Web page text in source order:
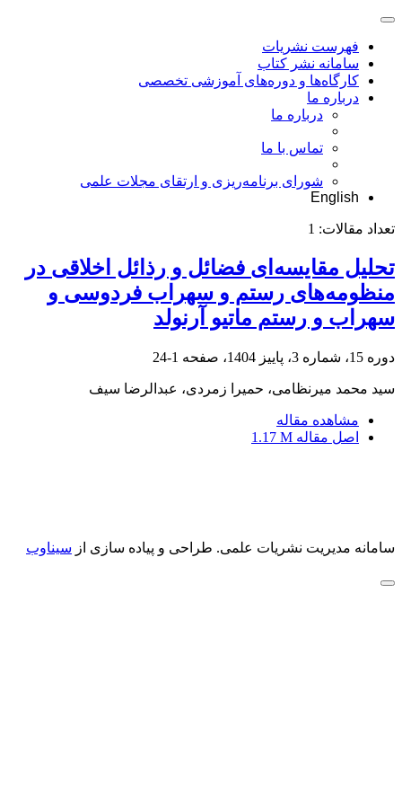
فهرست نشریات
سامانه نشر کتاب
کارگاه‌ها و دوره‌های آموزشی تخصصی
درباره ما
درباره ما
تماس با ما
شورای برنامه‌ریزی و ارتقای مجلات علمی
English
تعداد مقالات: 1
تحلیل مقایسه‌ای فضائل و رذائل اخلاقی در
منظومه‌های رستم و سهراب فردوسی و
سهراب و رستم ماتیو آرنولد
دوره 15، شماره 3، پاییز 1404، صفحه 1-24
سید محمد میرنظامی، حمیرا زمردی، عبدالرضا سیف
مشاهده مقاله
اصل مقاله 1.17 M
سامانه مدیریت نشریات علمی. طراحی و پیاده سازی از سیناوب